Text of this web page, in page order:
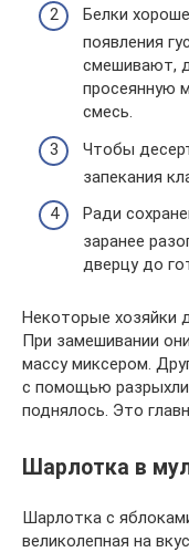
Белки
появления
смешивают,
просеянную
смесь.
Чтобы
запекания
Ради
заранее
дверцу до
Некоторые хозяйки
При замешивании
массу миксером.
с помощью
поднялось. Это
Шарлотка в
Шарлотка с
великолепная на